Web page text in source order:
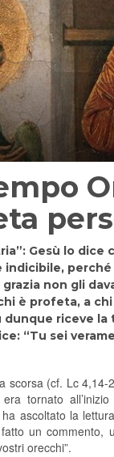
Gesù lo dice
non gli
è profeta, a
dunque riceve
“Tu sei
scorsa (cf. Lc
tornato
ascoltato la
un commento,
orecchi”.